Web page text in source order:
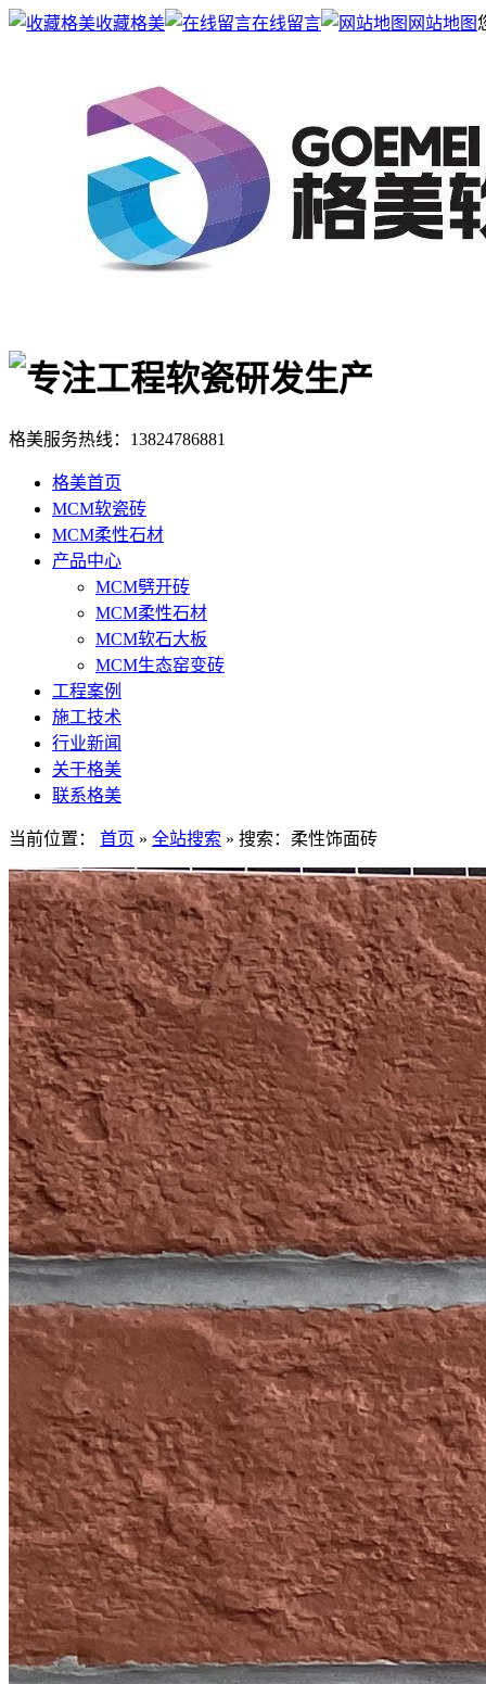
收藏格美 在线留言 网站地图
格美服务热线： 13824786881
格美首页
MCM软瓷砖
MCM柔性石材
产品中心
MCM劈开砖
MCM柔性石材
MCM软石大板
MCM生态窑变砖
工程案例
施工技术
行业新闻
关于格美
联系格美
当前位置： 首页 » 全站搜索 » 搜索：柔性饰面砖